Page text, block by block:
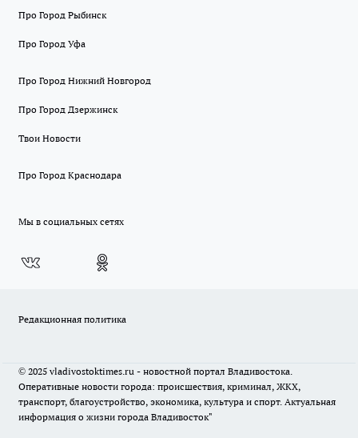
Про Город Рыбинск
Про Город Уфа
Про Город Нижний Новгород
Про Город Дзержинск
Твои Новости
Про Город Краснодара
Мы в социальных сетях
Редакционная политика
© 2025 vladivostoktimes.ru - новостной портал Владивостока.
Оперативные новости города: происшествия, криминал, ЖКХ,
транспорт, благоустройство, экономика, культура и спорт. Актуальная
информация о жизни города Владивосток"